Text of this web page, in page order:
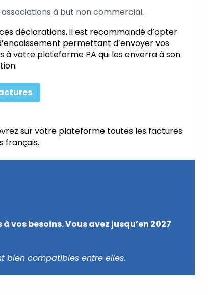
à but non commercial.
déclarations, il est recommandé d’opter
permettant d’envoyer vos
à votre plateforme PA qui les enverra à son
sur votre plateforme toutes les factures
français.
besoins. Vous avez jusqu’en 2027
bien compatibles entre elles.